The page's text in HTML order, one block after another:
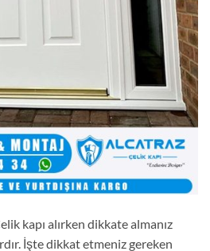
kapı alırken dikkate almanız
İşte dikkat etmeniz gereken